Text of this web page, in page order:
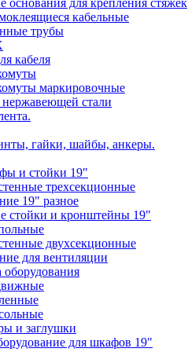
для крепления стяжек
кабельные
трубы
кабеля
маркировочные
стали
гайки, шайбы, анкеры.
и стойки 19"
трехсекционные
19" разное
стойки и кронштейны 19"
двухсекционные
для вентиляции
и заглушки
для шкафов 19"